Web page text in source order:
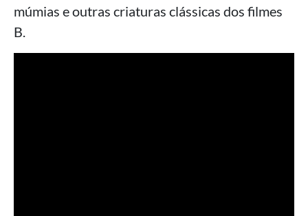
múmias e outras criaturas clássicas dos filmes
B.